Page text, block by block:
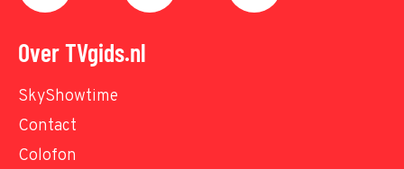
Over TVgids.nl
SkyShowtime
Contact
Colofon